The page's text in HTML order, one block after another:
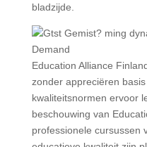
bladzijde.
Education Alliance
zonder appreciëren
kwaliteitsnormen ervoor
beschouwing van
professionele cursussen